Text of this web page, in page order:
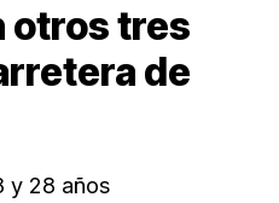
otros tres
de
y 28 años